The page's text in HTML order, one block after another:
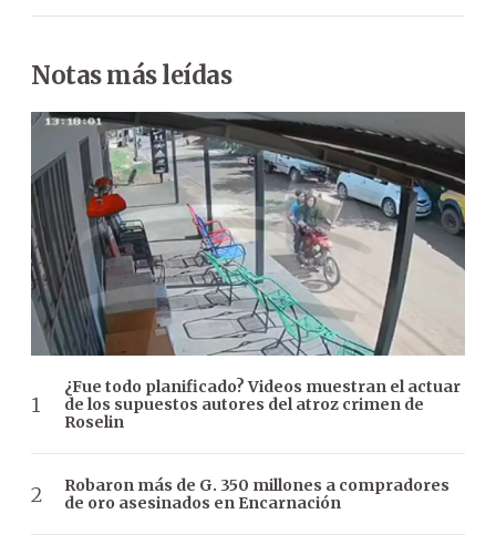
Notas más leídas
¿Fue todo planificado? Videos muestran el actuar
de los supuestos autores del atroz crimen de
Roselin
Robaron más de G. 350 millones a compradores
de oro asesinados en Encarnación